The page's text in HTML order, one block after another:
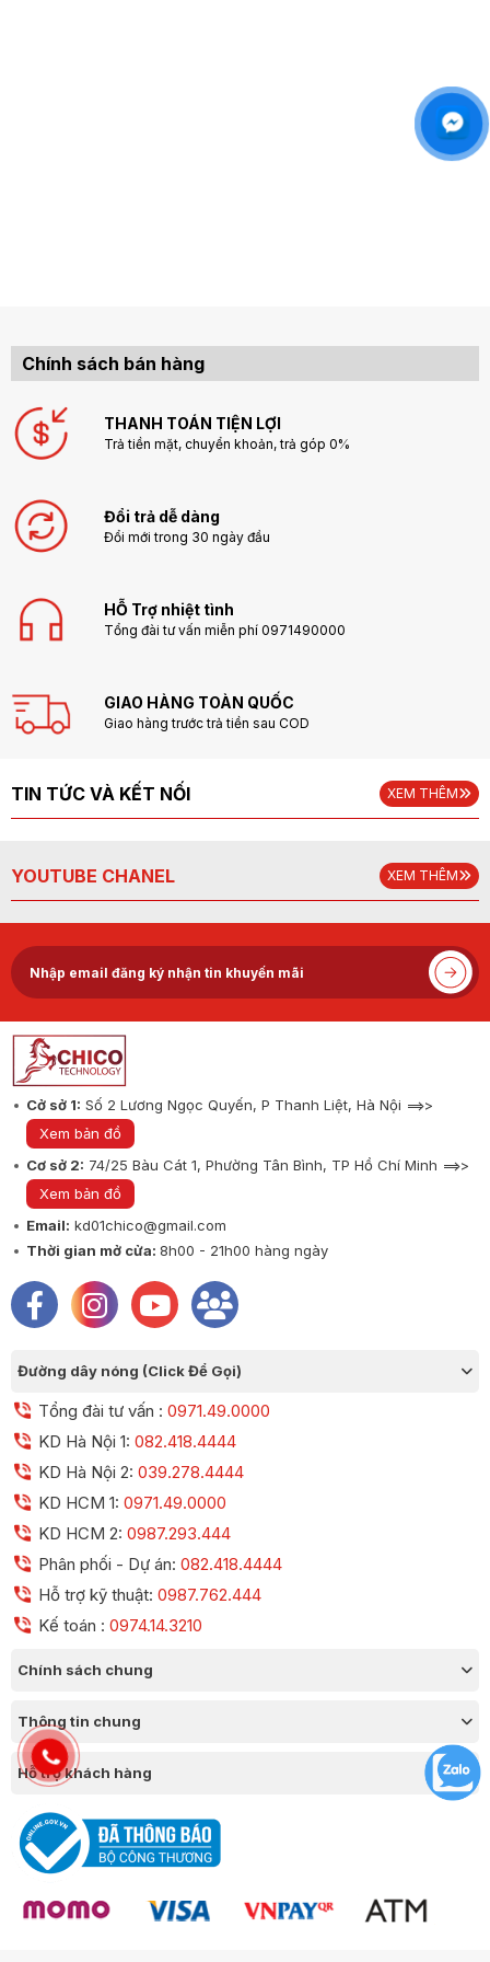
nghiệp đang tìm kiếm giải pháp in mã vạch công nghiệp chất
lượng cao, đáng tin cậy và dễ tích hợp. Với độ phân giải cao,
hiệu suất ổn định, khả năng kết nối linh hoạt và thiết kế thông
minh, ZT231 - 300dpi không chỉ đáp ứng được nhu cầu hiện tại
Chính sách bán hàng
THANH TOÁN TIỆN LỢI
Trả tiền mặt, chuyển khoản, trả góp 0%
Đổi trả dễ dàng
Đổi mới trong 30 ngày đầu
HỖ Trợ nhiệt tình
Tổng đài tư vấn miễn phí 0971490000
GIAO HÀNG TOÀN QUỐC
Giao hàng trước trả tiền sau COD
TIN TỨC VÀ KẾT NỐI XEM THÊM
YOUTUBE CHANEL XEM THÊM
Cở sở 1: Số 2 Lương Ngọc Quyến, P Thanh Liệt, Hà Nội ==>>
Xem bản đồ
Cơ sở 2: 74/25 Bàu Cát 1, Phường Tân Bình, TP Hồ Chí Minh ==>>
Xem bản đồ
Email: kd01chico@gmail.com
Thời gian mở cửa: 8h00 - 21h00 hàng ngày
Đường dây nóng (Click Để Gọi)
Tổng đài tư vấn : 0971.49.0000
KD Hà Nội 1: 082.418.4444
KD Hà Nội 2: 039.278.4444
KD HCM 1: 0971.49.0000
KD HCM 2: 0987.293.444
Phân phối - Dự án: 082.418.4444
Hỗ trợ kỹ thuật: 0987.762.444
Kế toán : 0974.14.3210
Chính sách chung
Thông tin chung
Hỗ trợ khách hàng